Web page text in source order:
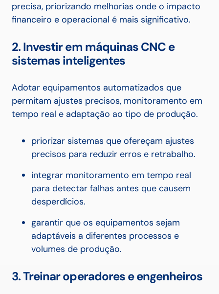
precisa, priorizando melhorias onde o impacto
financeiro e operacional é mais significativo.
2. Investir em máquinas CNC e
sistemas inteligentes
Adotar equipamentos automatizados que
permitam ajustes precisos, monitoramento em
tempo real e adaptação ao tipo de produção.
priorizar sistemas que ofereçam ajustes
precisos para reduzir erros e retrabalho.
integrar monitoramento em tempo real
para detectar falhas antes que causem
desperdícios.
garantir que os equipamentos sejam
adaptáveis a diferentes processos e
volumes de produção.
3. Treinar operadores e engenheiros